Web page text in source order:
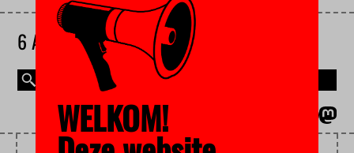
6 AUGUSTUS 2026
WELKOM!